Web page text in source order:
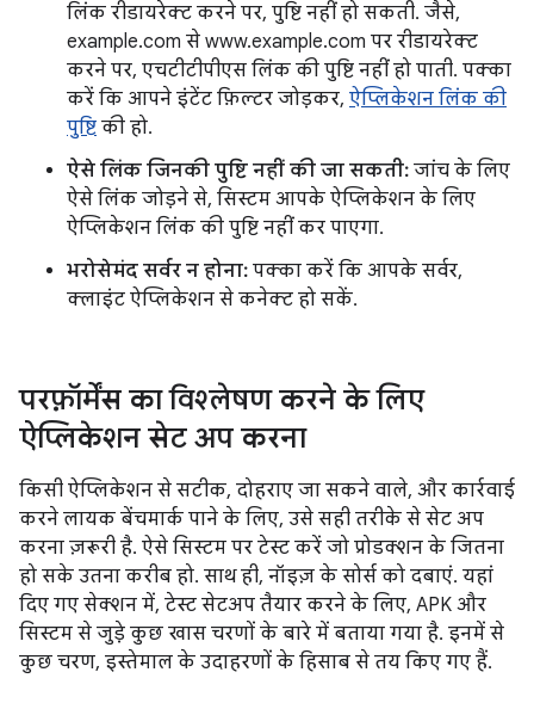
लिंक रीडायरेक्ट करने पर, पुष्टि नहीं हो सकती. जैसे,
example.com से www.example.com पर रीडायरेक्ट
करने पर, एचटीटीपीएस लिंक की पुष्टि नहीं हो पाती. पक्का
करें कि आपने इंटेंट फ़िल्टर जोड़कर, ऐप्लिकेशन लिंक की
पुष्टि की हो.
ऐसे लिंक जिनकी पुष्टि नहीं की जा सकती: जांच के लिए
ऐसे लिंक जोड़ने से, सिस्टम आपके ऐप्लिकेशन के लिए
ऐप्लिकेशन लिंक की पुष्टि नहीं कर पाएगा.
भरोसेमंद सर्वर न होना: पक्का करें कि आपके सर्वर,
क्लाइंट ऐप्लिकेशन से कनेक्ट हो सकें.
परफ़ॉर्मेंस का विश्लेषण करने के लिए
ऐप्लिकेशन सेट अप करना
किसी ऐप्लिकेशन से सटीक, दोहराए जा सकने वाले, और कार्रवाई
करने लायक बेंचमार्क पाने के लिए, उसे सही तरीके से सेट अप
करना ज़रूरी है. ऐसे सिस्टम पर टेस्ट करें जो प्रोडक्शन के जितना
हो सके उतना करीब हो. साथ ही, नॉइज़ के सोर्स को दबाएं. यहां
दिए गए सेक्शन में, टेस्ट सेटअप तैयार करने के लिए, APK और
सिस्टम से जुड़े कुछ खास चरणों के बारे में बताया गया है. इनमें से
कुछ चरण, इस्तेमाल के उदाहरणों के हिसाब से तय किए गए हैं.